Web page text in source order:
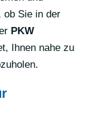
ob Sie in der
PKW
Ihnen nahe zu